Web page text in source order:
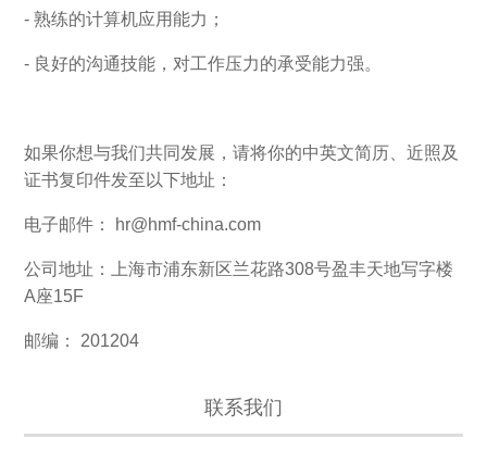
- 熟练的计算机应用能力；
- 良好的沟通技能，对工作压力的承受能力强。
如果你想与我们共同发展，请将你的中英文简历、近照及
证书复印件发至以下地址：
电子邮件： hr@hmf-china.com
公司地址：上海市浦东新区兰花路308号盈丰天地写字楼
A座15F
邮编： 201204
联系我们